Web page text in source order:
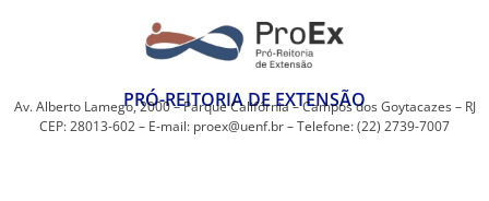
PRÓ-REITORIA DE EXTENSÃO
Av. Alberto Lamego, 2000 – Parque Califórnia – Campos dos Goytacazes – RJ
CEP: 28013-602 – E-mail: proex@uenf.br – Telefone: (22) 2739-7007